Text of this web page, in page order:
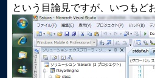
という目論見ですが、いつも